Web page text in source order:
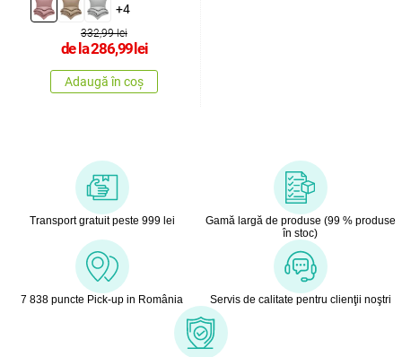
+4
332,99 lei
de la286,99 lei
Adaugă în coș
Transport gratuit peste 999 lei
Gamă largă de produse (99 % produse
în stoc)
7 838 puncte Pick-up in România Servis de calitate pentru clienţii noştri